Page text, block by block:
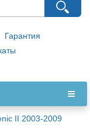
Гарантия
II 2003-2009